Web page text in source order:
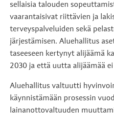
sellaisia talouden
vaarantaisivat riittävien ja
terveyspalveluiden sekä
järjestämisen. Aluehallitus
taseeseen kertynyt alijäämä
2030 ja että uutta alijäämää
Aluehallitus valtuutti
käynnistämään prosessin
lainanottovaltuuden